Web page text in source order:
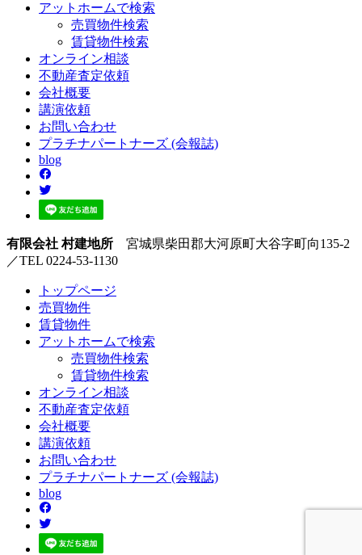
アットホームで検索
売買物件検索
賃貸物件検索
オンライン相談
不動産査定依頼
会社概要
講演依頼
お問い合わせ
プラチナパートナーズ (会報誌)
blog
有限会社 村建地所 宮城県柴田郡大河原町大谷字町向135-2
／TEL 0224-53-1130
トップページ
売買物件
賃貸物件
アットホームで検索
売買物件検索
賃貸物件検索
オンライン相談
不動産査定依頼
会社概要
講演依頼
お問い合わせ
プラチナパートナーズ (会報誌)
blog